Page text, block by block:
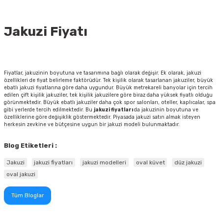
Jakuzi Fiyatı
Fiyatlar, jakuzinin boyutuna ve tasarımına bağlı olarak değişir. Ek olarak, jakuzi
özellikleri de fiyat belirleme faktörüdür. Tek kişilik olarak tasarlanan jakuziler, büyük
ebatlı jakuzi fiyatlarına göre daha uygundur. Büyük metrekareli banyolar için tercih
edilen çift kişilik jakuziler, tek kişilik jakuzilere göre biraz daha yüksek fiyatlı olduğu
görünmektedir. Büyük ebatlı jakuziler daha çok spor salonları, oteller, kaplıcalar, spa
gibi yerlerde tercih edilmektedir. Bu jakuzi fiyatlarıda jakuzinin boyutuna ve
özelliklerine göre değişiklik göstermektedir. Piyasada jakuzi satın almak isteyen
herkesin zevkine ve bütçesine uygun bir jakuzi modeli bulunmaktadır.
Blog Etiketleri :
Jakuzi jakuzi fiyatları jakuzi modelleri oval küvet
düz jakuzi
oval jakuzi
Tüm Bloglar